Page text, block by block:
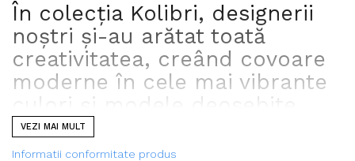
În colecția Kolibri, designerii
noștri și-au arătat toată
creativitatea, creând covoare
moderne în cele mai vibrante
culori și modele deosebite.
Colecția este produsă în
calitatea FRIESE, din fire
VEZI MAI MULT
Informatii conformitate produs